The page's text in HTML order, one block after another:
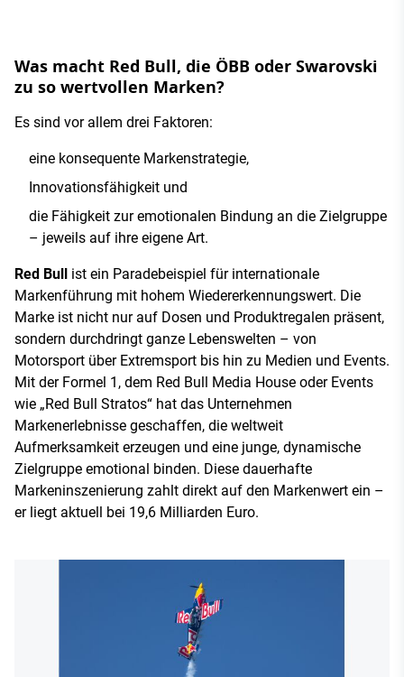
Was macht Red Bull, die ÖBB oder Swarovski
zu so wertvollen Marken?
Es sind vor allem drei Faktoren:
eine konsequente Markenstrategie,
Innovationsfähigkeit und
die Fähigkeit zur emotionalen Bindung an die Zielgruppe
– jeweils auf ihre eigene Art.
Red Bull ist ein Paradebeispiel für internationale
Markenführung mit hohem Wiedererkennungswert. Die
Marke ist nicht nur auf Dosen und Produktregalen präsent,
sondern durchdringt ganze Lebenswelten – von
Motorsport über Extremsport bis hin zu Medien und Events.
Mit der Formel 1, dem Red Bull Media House oder Events
wie „Red Bull Stratos“ hat das Unternehmen
Markenerlebnisse geschaffen, die weltweit
Aufmerksamkeit erzeugen und eine junge, dynamische
Zielgruppe emotional binden. Diese dauerhafte
Markeninszenierung zahlt direkt auf den Markenwert ein –
er liegt aktuell bei 19,6 Milliarden Euro.